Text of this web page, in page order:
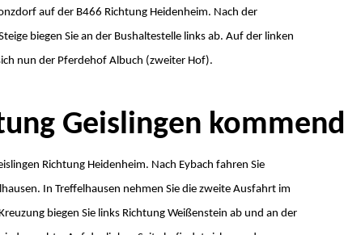
auf der B466 Richtung Heidenheim. Nach der
biegen Sie an der Bushaltestelle links ab. Auf der linken
nun der Pferdehof Albuch (zweiter Hof).
Geislingen kommend
Richtung Heidenheim. Nach Eybach fahren Sie
In Treffelhausen nehmen Sie die zweite Ausfahrt im
biegen Sie links Richtung Weißenstein ab und an der